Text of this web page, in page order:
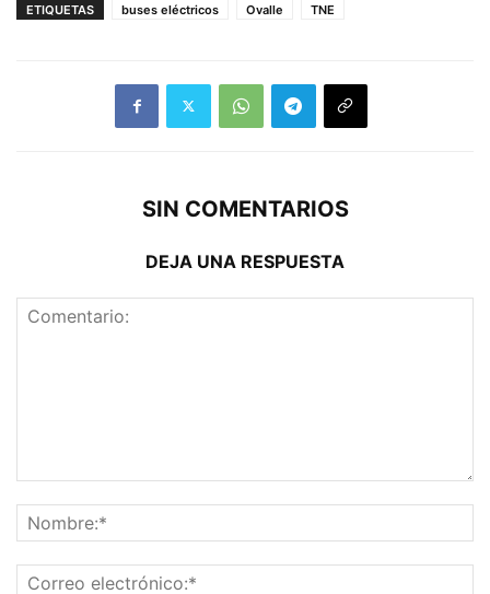
ETIQUETAS buses eléctricos Ovalle TNE
SIN COMENTARIOS
DEJA UNA RESPUESTA